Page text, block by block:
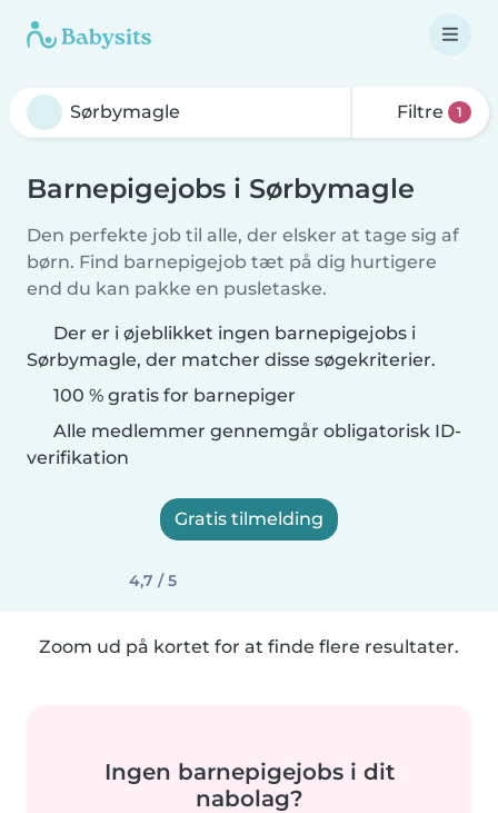
Filtre 1
Barnepigejobs i Sørbymagle
Den perfekte job til alle, der elsker at tage sig af
børn. Find barnepigejob tæt på dig hurtigere
end du kan pakke en pusletaske.
Der er i øjeblikket ingen barnepigejobs i
Sørbymagle, der matcher disse søgekriterier.
100 % gratis for barnepiger
Alle medlemmer gennemgår obligatorisk ID-
verifikation
Gratis tilmelding
4,7 / 5
Zoom ud på kortet for at finde flere resultater.
Ingen barnepigejobs i dit
nabolag?